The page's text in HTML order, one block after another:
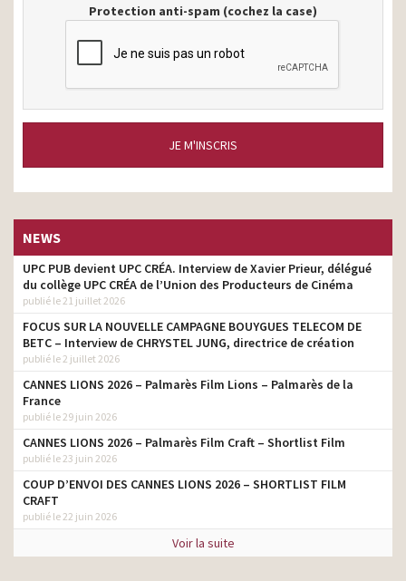
Protection anti-spam (cochez la case)
JE M'INSCRIS
NEWS
UPC PUB devient UPC CRÉA. Interview de Xavier Prieur, délégué
du collège UPC CRÉA de l’Union des Producteurs de Cinéma
publié le 21 juillet 2026
FOCUS SUR LA NOUVELLE CAMPAGNE BOUYGUES TELECOM DE
BETC – Interview de CHRYSTEL JUNG, directrice de création
publié le 2 juillet 2026
CANNES LIONS 2026 – Palmarès Film Lions – Palmarès de la
France
publié le 29 juin 2026
CANNES LIONS 2026 – Palmarès Film Craft – Shortlist Film
publié le 23 juin 2026
COUP D’ENVOI DES CANNES LIONS 2026 – SHORTLIST FILM
CRAFT
publié le 22 juin 2026
Voir la suite